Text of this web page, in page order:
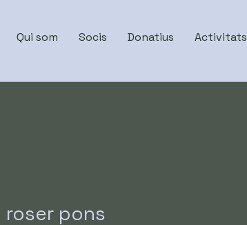
Qui som Socis Donatius Activitats
roser pons